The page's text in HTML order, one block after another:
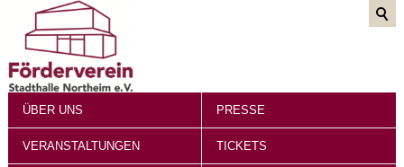
ÜBER UNS PRESSE
VERANSTALTUNGEN TICKETS